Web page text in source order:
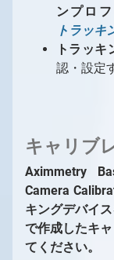
ンプロ
トラッキ
トラッキ
認・設定
キャリブ
Aximmetry
Camera
キングデバイ
で作成したキ
てください。